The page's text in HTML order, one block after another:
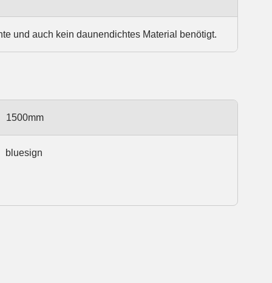
und auch kein daunendichtes Material benötigt.
1500mm
bluesign